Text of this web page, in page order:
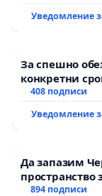
Уведомление
За спешно
конкретни
Мирово - к.к.
408 подписи
Уведомление
Да запазим
пространство
894 подписи